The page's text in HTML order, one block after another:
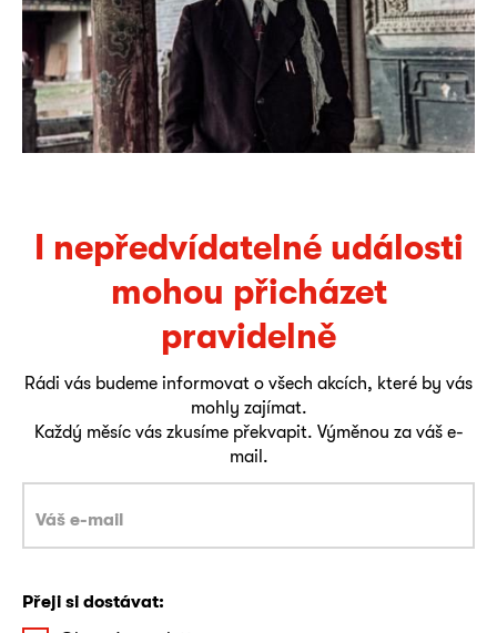
I nepředvídatelné události
mohou přicházet
pravidelně
Rádi vás budeme informovat o všech akcích, které by vás
mohly zajímat.
Každý měsíc vás zkusíme překvapit. Výměnou za váš e-
mail.
Přeji si dostávat: